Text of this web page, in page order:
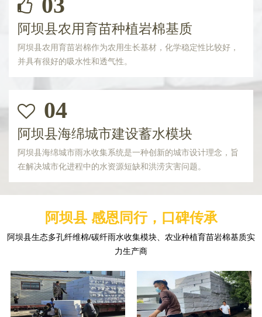
阿坝县农用育苗种植岩棉基质
阿坝县农用育苗岩棉作为农用生长基材，化学稳定性比较好，
并具有很好的吸水性和透气性。
04
阿坝县海绵城市建设蓄水模块
阿坝县海绵城市雨水收集系统是一种创新的城市设计理念，旨
在解决城市化进程中的水资源短缺和洪涝灾害问题。
阿坝县 感恩同行，口碑传承
阿坝县生态多孔纤维棉/碳纤雨水收集模块、农业种植育苗岩棉基质实
力生产商